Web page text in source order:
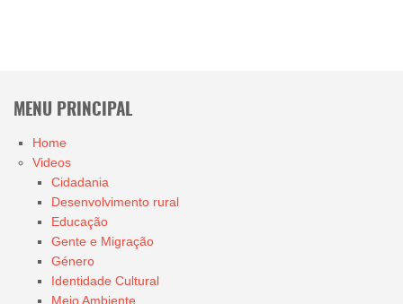
MENU PRINCIPAL
Home
Videos
Cidadania
Desenvolvimento rural
Educação
Gente e Migração
Género
Identidade Cultural
Meio Ambiente